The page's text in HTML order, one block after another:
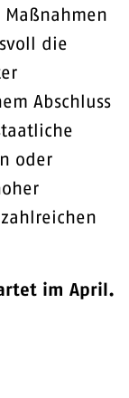
Maßnahmen
die
Abschluss
oder
im April.